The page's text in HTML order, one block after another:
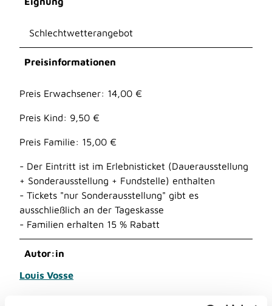
Schlechtwetterangebot
Preisinformationen
Preis Erwachsener: 14,00 €
Preis Kind: 9,50 €
Preis Familie: 15,00 €
- Der Eintritt ist im Erlebnisticket (Dauerausstellung
+ Sonderausstellung + Fundstelle) enthalten
- Tickets "nur Sonderausstellung" gibt es
ausschließlich an der Tageskasse
- Familien erhalten 15 % Rabatt
Autor:in
Louis Vosse